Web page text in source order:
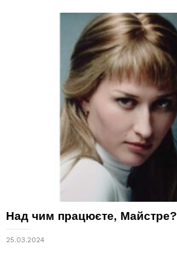
Над чим працюєте, Майстре?
25.03.2024